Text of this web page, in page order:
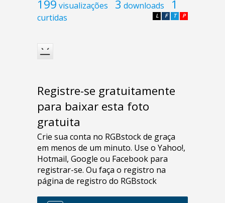
199 visualizações 3 downloads 1
curtidas P
T
F
L
Registre-se gratuitamente
para baixar esta foto
gratuita